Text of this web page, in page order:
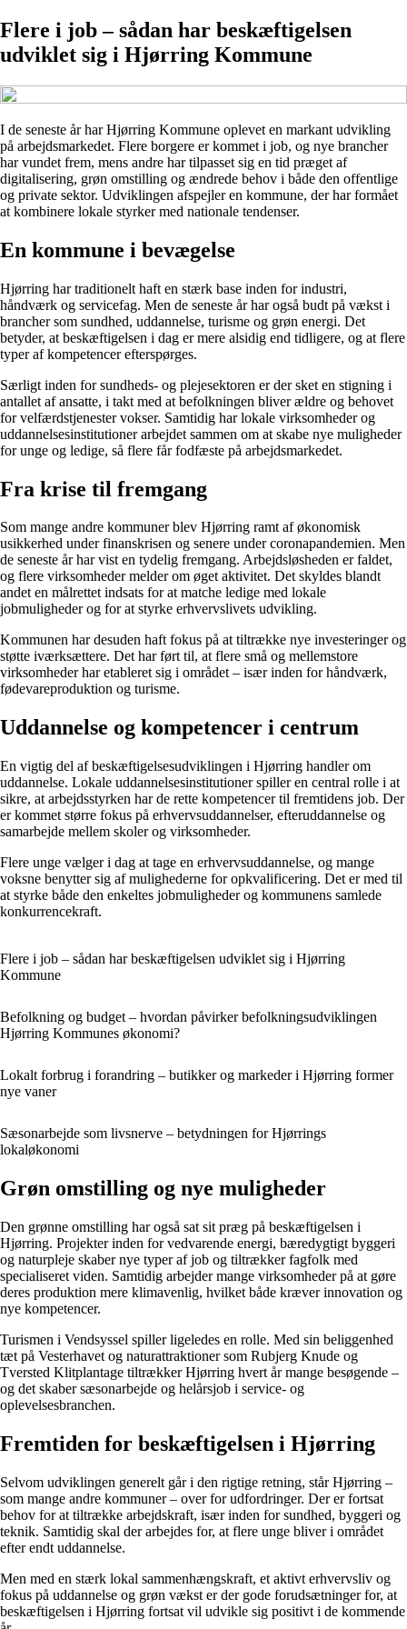
Flere i job – sådan har beskæftigelsen
udviklet sig i Hjørring Kommune
I de seneste år har Hjørring Kommune oplevet en markant udvikling
på arbejdsmarkedet. Flere borgere er kommet i job, og nye brancher
har vundet frem, mens andre har tilpasset sig en tid præget af
digitalisering, grøn omstilling og ændrede behov i både den offentlige
og private sektor. Udviklingen afspejler en kommune, der har formået
at kombinere lokale styrker med nationale tendenser.
En kommune i bevægelse
Hjørring har traditionelt haft en stærk base inden for industri,
håndværk og servicefag. Men de seneste år har også budt på vækst i
brancher som sundhed, uddannelse, turisme og grøn energi. Det
betyder, at beskæftigelsen i dag er mere alsidig end tidligere, og at flere
typer af kompetencer efterspørges.
Særligt inden for sundheds- og plejesektoren er der sket en stigning i
antallet af ansatte, i takt med at befolkningen bliver ældre og behovet
for velfærdstjenester vokser. Samtidig har lokale virksomheder og
uddannelsesinstitutioner arbejdet sammen om at skabe nye muligheder
for unge og ledige, så flere får fodfæste på arbejdsmarkedet.
Fra krise til fremgang
Som mange andre kommuner blev Hjørring ramt af økonomisk
usikkerhed under finanskrisen og senere under coronapandemien. Men
de seneste år har vist en tydelig fremgang. Arbejdsløsheden er faldet,
og flere virksomheder melder om øget aktivitet. Det skyldes blandt
andet en målrettet indsats for at matche ledige med lokale
jobmuligheder og for at styrke erhvervslivets udvikling.
Kommunen har desuden haft fokus på at tiltrække nye investeringer og
støtte iværksættere. Det har ført til, at flere små og mellemstore
virksomheder har etableret sig i området – især inden for håndværk,
fødevareproduktion og turisme.
Uddannelse og kompetencer i centrum
En vigtig del af beskæftigelsesudviklingen i Hjørring handler om
uddannelse. Lokale uddannelsesinstitutioner spiller en central rolle i at
sikre, at arbejdsstyrken har de rette kompetencer til fremtidens job. Der
er kommet større fokus på erhvervsuddannelser, efteruddannelse og
samarbejde mellem skoler og virksomheder.
Flere unge vælger i dag at tage en erhvervsuddannelse, og mange
voksne benytter sig af mulighederne for opkvalificering. Det er med til
at styrke både den enkeltes jobmuligheder og kommunens samlede
konkurrencekraft.
Flere i job – sådan har beskæftigelsen udviklet sig i Hjørring
Kommune
Befolkning og budget – hvordan påvirker befolkningsudviklingen
Hjørring Kommunes økonomi?
Lokalt forbrug i forandring – butikker og markeder i Hjørring former
nye vaner
Sæsonarbejde som livsnerve – betydningen for Hjørrings
lokaløkonomi
Grøn omstilling og nye muligheder
Den grønne omstilling har også sat sit præg på beskæftigelsen i
Hjørring. Projekter inden for vedvarende energi, bæredygtigt byggeri
og naturpleje skaber nye typer af job og tiltrækker fagfolk med
specialiseret viden. Samtidig arbejder mange virksomheder på at gøre
deres produktion mere klimavenlig, hvilket både kræver innovation og
nye kompetencer.
Turismen i Vendsyssel spiller ligeledes en rolle. Med sin beliggenhed
tæt på Vesterhavet og naturattraktioner som Rubjerg Knude og
Tversted Klitplantage tiltrækker Hjørring hvert år mange besøgende –
og det skaber sæsonarbejde og helårsjob i service- og
oplevelsesbranchen.
Fremtiden for beskæftigelsen i Hjørring
Selvom udviklingen generelt går i den rigtige retning, står Hjørring –
som mange andre kommuner – over for udfordringer. Der er fortsat
behov for at tiltrække arbejdskraft, især inden for sundhed, byggeri og
teknik. Samtidig skal der arbejdes for, at flere unge bliver i området
efter endt uddannelse.
Men med en stærk lokal sammenhængskraft, et aktivt erhvervsliv og
fokus på uddannelse og grøn vækst er der gode forudsætninger for, at
beskæftigelsen i Hjørring fortsat vil udvikle sig positivt i de kommende